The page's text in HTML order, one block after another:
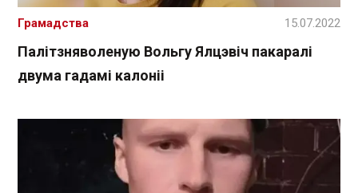
Палітзняволеную Вольгу Ялцэвіч пакаралі
двума гадамі калоніі
Грамадства 15.07.2022